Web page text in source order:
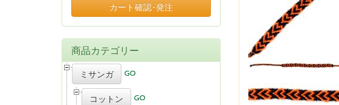
カート確認･発注
商品カテゴリー
ミサンガ
コットン